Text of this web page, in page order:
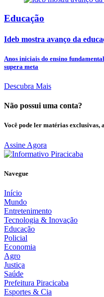
Educação
Ideb mostra avanço da
Anos iniciais do ensino
supera meta
Descubra Mais
Não possui uma conta?
Você pode ler matérias
Assine Agora
Navegue
Início
Mundo
Entretenimento
Tecnologia & Inovação
Educação
Policial
Economia
Agro
Justiça
Saúde
Prefeitura Piracicaba
Esportes & Cia